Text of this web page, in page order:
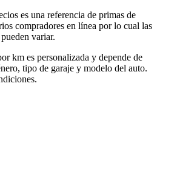
es una referencia de primas de
compradores en línea por lo cual las
variar.
km es personalizada y depende de
tipo de garaje y modelo del auto.